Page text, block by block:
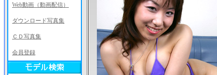
Web動画（動画配信）
ダウンロード写真集
ＣＤ写真集
会員登録